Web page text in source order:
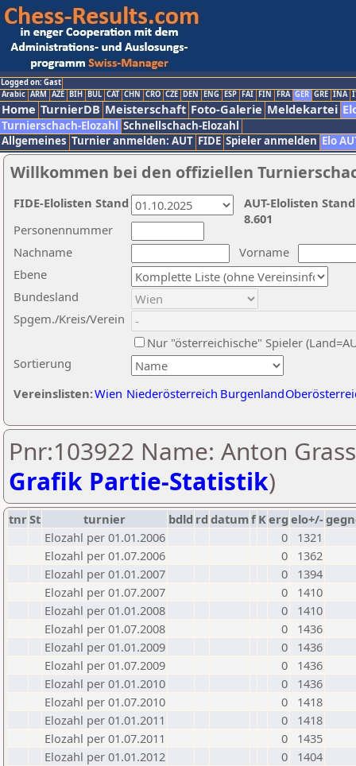
Logged on: Gast
Arabic ARM AZE BIH BUL CAT CHN CRO CZE DEN ENG ESP FAI FIN FRA GER GRE INA
Home TurnierDB Meisterschaft Foto-Galerie Meldekartei
Turnierschach-Elozahl Schnellschach-Elozahl
Allgemeines Turnier anmelden: AUT FIDE Spieler anmelden Elo
Willkommen bei den offiziellen
Nachname
Vorname
Ebene
Sortierung
Personennummer
Bundesland
Spgem./Kreis/Verein
Nur "österreichische" Spieler
Vereinslisten:Wien Niederösterreich Burgenland
AUT-Elolisten
8.601
FIDE-Elolisten Stand
Pnr:103922 Name: Anton
Grafik Partie-Statistik)
tnrSt turnier bdld rd datumf Kerg elo+/-
Elozahl per 01.01.2006
0
1321
Elozahl per 01.07.2006
0
1362
Elozahl per 01.01.2007
0
1394
Elozahl per 01.07.2007
0
1410
Elozahl per 01.01.2008
0
1410
Elozahl per 01.07.2008
0
1436
Elozahl per 01.01.2009
0
1436
Elozahl per 01.07.2009
0
1436
Elozahl per 01.01.2010
0
1436
Elozahl per 01.07.2010
0
1418
Elozahl per 01.01.2011
0
1418
Elozahl per 01.07.2011
0
1435
Elozahl per 01.01.2012
0
1404